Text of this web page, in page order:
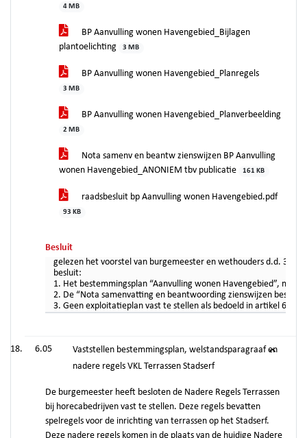
4 MB
BP Aanvulling wonen Havengebied_Bijlagen
plantoelichting
3 MB
BP Aanvulling wonen Havengebied_Planregels
3 MB
BP Aanvulling wonen Havengebied_Planverbeelding
2 MB
Nota samenv en beantw zienswijzen BP Aanvulling
wonen Havengebied_ANONIEM tbv publicatie
161 KB
raadsbesluit bp Aanvulling wonen Havengebied.pdf
93 KB
Besluit
gelezen het voorstel van burgemeester en wethouders d.d. 30
besluit:
1. Het bestemmingsplan “Aanvulling wonen Havengebied”,
2. De “Nota samenvatting en beantwoording zienswijzen
3. Geen exploitatieplan vast te stellen als bedoeld in artikel 6.12
6.05
Vaststellen bestemmingsplan, welstandsparagraaf en
nadere regels VKL Terrassen Stadserf
De burgemeester heeft besloten de Nadere Regels Terrassen
bij horecabedrijven vast te stellen. Deze regels bevatten
spelregels voor de inrichting van terrassen op het Stadserf.
Deze nadere regels komen in de plaats van de huidige Nadere